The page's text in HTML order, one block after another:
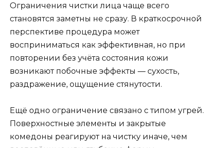
Ограничения чистки лица чаще всего
становятся заметны не сразу. В краткосрочной
перспективе процедура может
восприниматься как эффективная, но при
повторении без учёта состояния кожи
возникают побочные эффекты — сухость,
раздражение, ощущение стянутости.
Ещё одно ограничение связано с типом угрей.
Поверхностные элементы и закрытые
комедоны реагируют на чистку иначе, чем